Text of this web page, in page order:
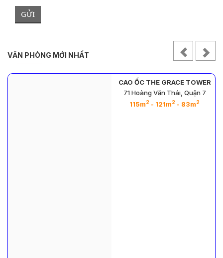
GỬI
VĂN PHÒNG MỚI NHẤT
CAO ỐC THE GRACE TOWER
71 Hoàng Văn Thái, Quận 7
115m2 - 121m2 - 83m2